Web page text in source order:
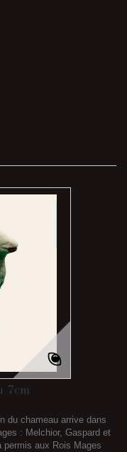
7cm
du chameau arrive dans
: Melchior, Gaspard et
permis aux Rois Mages